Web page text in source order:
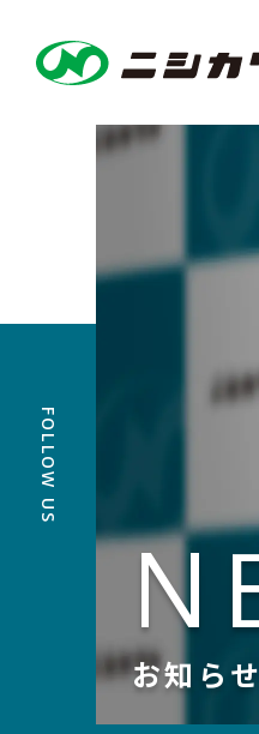
お知らせ
FOLLOW US